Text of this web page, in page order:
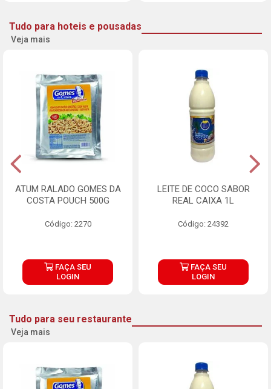
Tudo para hoteis e pousadas
Veja mais
ATUM RALADO GOMES DA
COSTA POUCH 500G
Código: 2270
FAÇA SEU
LOGIN
LEITE DE COCO SABOR
REAL CAIXA 1L
Código: 24392
FAÇA SEU
LOGIN
Tudo para seu restaurante
Veja mais